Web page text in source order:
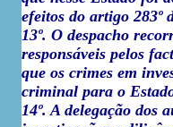
efeitos do artigo 283º
13º. O despacho
responsáveis pelos
que os crimes em
criminal para o
14º. A delegação dos